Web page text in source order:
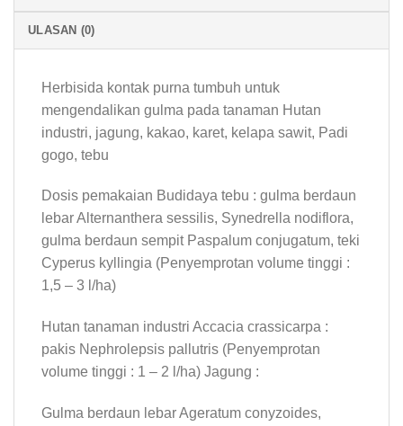
ULASAN (0)
Herbisida kontak purna tumbuh untuk
mengendalikan gulma pada tanaman Hutan
industri, jagung, kakao, karet, kelapa sawit, Padi
gogo, tebu
Dosis pemakaian Budidaya tebu : gulma berdaun
lebar Alternanthera sessilis, Synedrella nodiflora,
gulma berdaun sempit Paspalum conjugatum, teki
Cyperus kyllingia (Penyemprotan volume tinggi :
1,5 – 3 l/ha)
Hutan tanaman industri Accacia crassicarpa :
pakis Nephrolepsis pallutris (Penyemprotan
volume tinggi : 1 – 2 l/ha) Jagung :
Gulma berdaun lebar Ageratum conyzoides,